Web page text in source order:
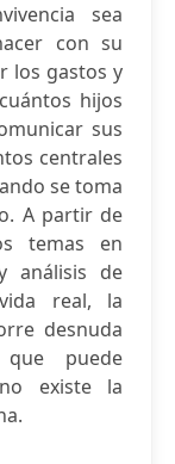
sea
con su
los gastos y
hijos
sus
centrales
se toma
A partir de
temas en
análisis de
real, la
desnuda
puede
existe la